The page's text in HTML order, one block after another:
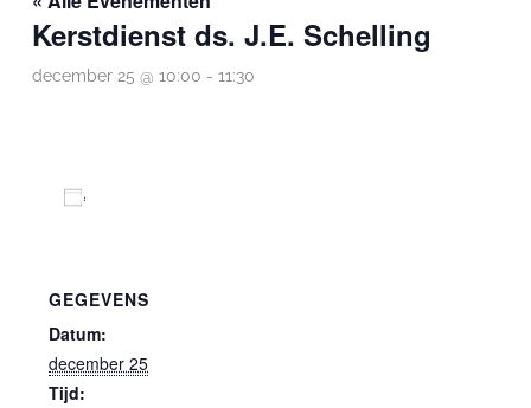
Kerstdienst ds. J.E. Schelling
december 25 @ 10:00 -11:30
GEGEVENS
Datum:
december 25
Tijd: